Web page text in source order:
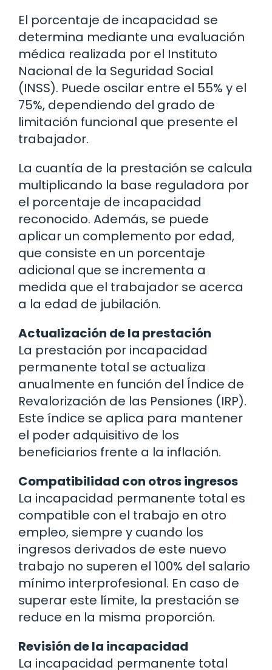
El porcentaje de incapacidad se
determina mediante una evaluación
médica realizada por el Instituto
Nacional de la Seguridad Social
(INSS). Puede oscilar entre el 55% y el
75%, dependiendo del grado de
limitación funcional que presente el
trabajador.
La cuantía de la prestación se calcula
multiplicando la base reguladora por
el porcentaje de incapacidad
reconocido. Además, se puede
aplicar un complemento por edad,
que consiste en un porcentaje
adicional que se incrementa a
medida que el trabajador se acerca
a la edad de jubilación.
Actualización de la prestación
La prestación por incapacidad
permanente total se actualiza
anualmente en función del Índice de
Revalorización de las Pensiones (IRP).
Este índice se aplica para mantener
el poder adquisitivo de los
beneficiarios frente a la inflación.
Compatibilidad con otros ingresos
La incapacidad permanente total es
compatible con el trabajo en otro
empleo, siempre y cuando los
ingresos derivados de este nuevo
trabajo no superen el 100% del salario
mínimo interprofesional. En caso de
superar este límite, la prestación se
reduce en la misma proporción.
Revisión de la incapacidad
La incapacidad permanente total